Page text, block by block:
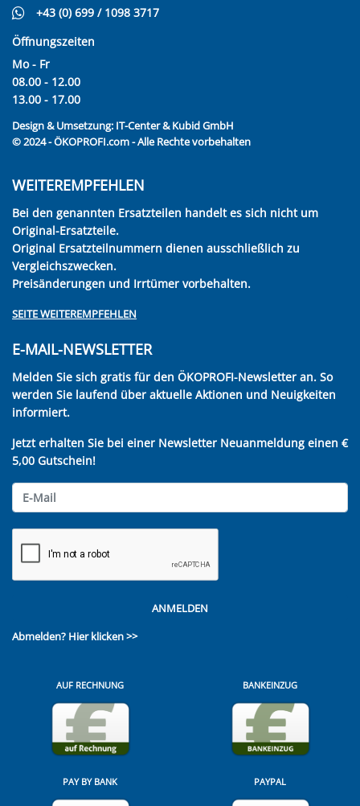
+43 (0) 699 / 1098 3717
Öffnungszeiten
Mo - Fr
08.00 - 12.00
13.00 - 17.00
Design & Umsetzung: IT-Center & Kubid GmbH
© 2024 - ÖKOPROFI.com - Alle Rechte vorbehalten
WEITEREMPFEHLEN
Bei den genannten Ersatzteilen handelt es sich nicht um
Original-Ersatzteile.
Original Ersatzteilnummern dienen ausschließlich zu
Vergleichszwecken.
Preisänderungen und Irrtümer vorbehalten.
SEITE WEITEREMPFEHLEN
E-MAIL-NEWSLETTER
Melden Sie sich gratis für den ÖKOPROFI-Newsletter an. So
werden Sie laufend über aktuelle Aktionen und Neuigkeiten
informiert.
Jetzt erhalten Sie bei einer Newsletter Neuanmeldung einen €
5,00 Gutschein!
ANMELDEN
Abmelden? Hier klicken >>
AUF RECHNUNG BANKEINZUG
PAY BY BANK PAYPAL